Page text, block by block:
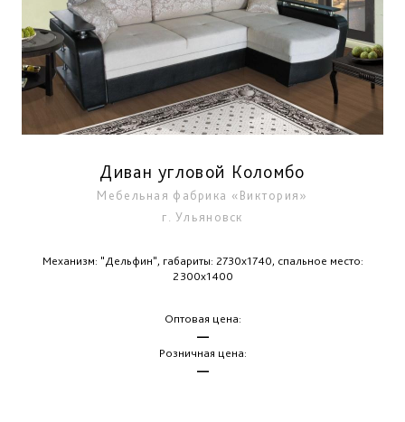
Диван угловой Коломбо
Мебельная фабрика «Виктория»
г. Ульяновск
Механизм: "Дельфин", габариты: 2730х1740, спальное место:
2300х1400
Оптовая цена:
—
Розничная цена:
—